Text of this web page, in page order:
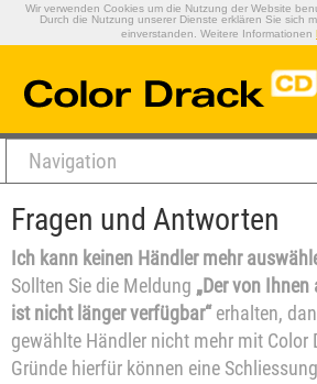
Wir verwenden Cookies um die Nutzung der Website
Durch die Nutzung unserer Dienste erklären Sie sich
einverstanden. Weitere Informationen
Navigation
Fragen und Antworten
Ich kann keinen Händler mehr
Sollten Sie die Meldung „Der von
ist nicht länger verfügbar“erhalten,
gewählte Händler nicht mehr mit Color
Gründe hierfür können eine